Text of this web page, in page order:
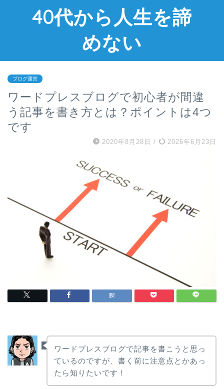
40代から人生を諦
めない
ブログ運営
ワードプレスブログで初心者が間違
う記事を書き方とは？ポイントは4つ
です
2020年8月28日 / 2026年6月23日
ワードプレスブログで記事を書こうと思っ
ているのですが、書く前に注意点とかあっ
たら知りたいです！